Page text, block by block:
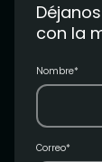
con la
Nombre*
Correo*